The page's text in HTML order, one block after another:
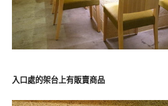
入口處的架台上有販賣商品